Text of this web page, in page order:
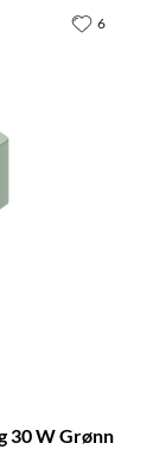
30 W Grønn
6